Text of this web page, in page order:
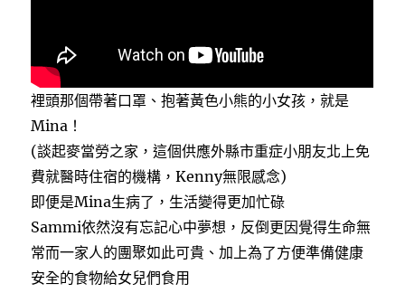
裡頭那個帶著口罩、抱著黃色小熊的小女孩，就是
Mina！
(談起麥當勞之家，這個供應外縣市重症小朋友北上免
費就醫時住宿的機構，Kenny無限感念)
即便是Mina生病了，生活變得更加忙碌
Sammi依然沒有忘記心中夢想，反倒更因覺得生命無
常而一家人的團聚如此可貴、加上為了方便準備健康
安全的食物給女兒們食用